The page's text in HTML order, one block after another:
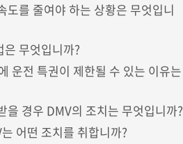
를 줄여야 하는 상황은 무엇입니
무엇입니까?
운전 특권이 제한될 수 있는 이유는
경우 DMV의 조치는 무엇입니까?
어떤 조치를 취합니까?